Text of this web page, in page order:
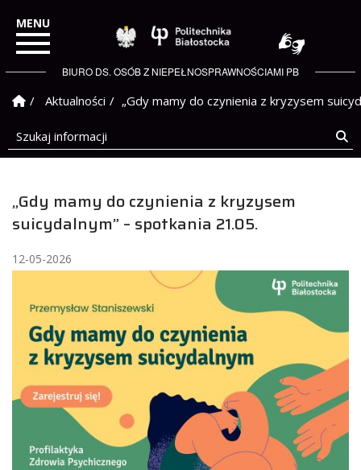
Politechnika
BIURO DS. OSÓB Z NIEPEŁNOSPRAWNOŚCIAMI PB
Strona Główna
Aktualności
„Gdy mamy do czynienia z kryzysem
Szukaj informacji
„Gdy mamy do czynienia z kryzysem
suicydalnym” – spotkania 21.05.
12-05-2026